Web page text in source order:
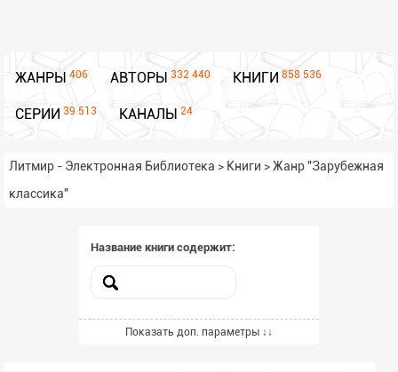
ЖАНРЫ 406 АВТОРЫ 332 440 КНИГИ 858 536
СЕРИИ 39 513 КАНАЛЫ 24
Литмир - Электронная Библиотека > Книги >Жанр "Зарубежная
классика"
Название книги содержит:
Включённые жанры
Показать доп. параметры ↓↓